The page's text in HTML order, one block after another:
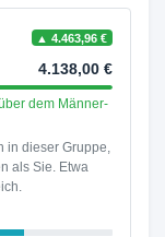
▲ 4.463,96 €
4.138,00 €
dem Männer-
in dieser Gruppe,
als Sie. Etwa